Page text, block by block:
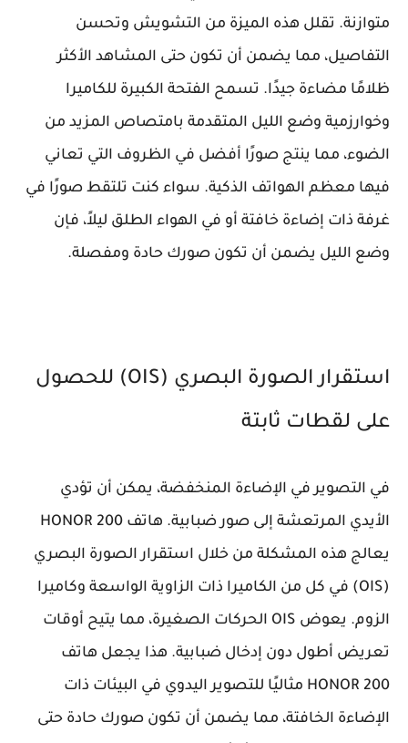
متوازنة. تقلل هذه الميزة من التشويش وتحسن
التفاصيل، مما يضمن أن تكون حتى المشاهد الأكثر
ظلامًا مضاءة جيدًا. تسمح الفتحة الكبيرة للكاميرا
وخوارزمية وضع الليل المتقدمة بامتصاص المزيد من
الضوء، مما ينتج صورًا أفضل في الظروف التي تعاني
فيها معظم الهواتف الذكية. سواء كنت تلتقط صورًا في
غرفة ذات إضاءة خافتة أو في الهواء الطلق ليلاً، فإن
وضع الليل يضمن أن تكون صورك حادة ومفصلة.
استقرار الصورة البصري (OIS) للحصول
على لقطات ثابتة
في التصوير في الإضاءة المنخفضة، يمكن أن تؤدي
الأيدي المرتعشة إلى صور ضبابية. هاتف HONOR 200
يعالج هذه المشكلة من خلال استقرار الصورة البصري
(OIS) في كل من الكاميرا ذات الزاوية الواسعة وكاميرا
الزوم. يعوض OIS الحركات الصغيرة، مما يتيح أوقات
تعريض أطول دون إدخال ضبابية. هذا يجعل هاتف
HONOR 200 مثاليًا للتصوير اليدوي في البيئات ذات
الإضاءة الخافتة، مما يضمن أن تكون صورك حادة حتى